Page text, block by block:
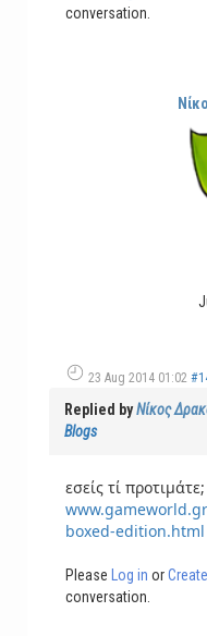
conversation.
23 Aug 2014 01:02
Replied byΝίκος
Blogs
εσείς τί προτιμάτε;
boxed-edition.html
Please Log in or
conversation.